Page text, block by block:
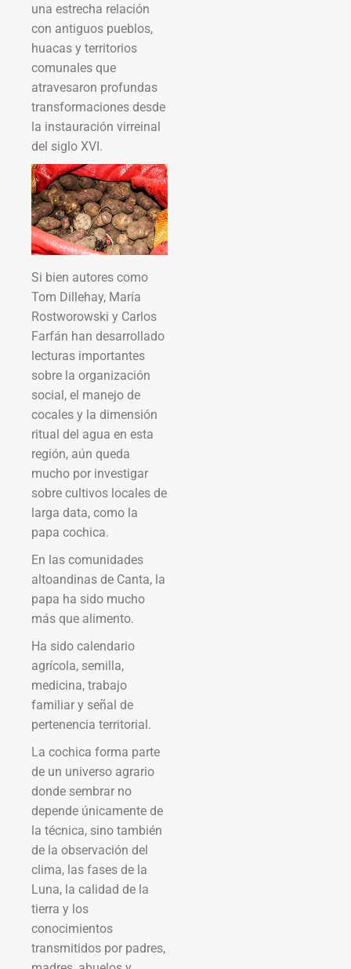
una estrecha relación
con antiguos pueblos,
huacas y territorios
comunales que
atravesaron profundas
transformaciones desde
la instauración virreinal
del siglo XVI.
Si bien autores como
Tom Dillehay, María
Rostworowski y Carlos
Farfán han desarrollado
lecturas importantes
sobre la organización
social, el manejo de
cocales y la dimensión
ritual del agua en esta
región, aún queda
mucho por investigar
sobre cultivos locales de
larga data, como la
papa cochica.
En las comunidades
altoandinas de Canta, la
papa ha sido mucho
más que alimento.
Ha sido calendario
agrícola, semilla,
medicina, trabajo
familiar y señal de
pertenencia territorial.
La cochica forma parte
de un universo agrario
donde sembrar no
depende únicamente de
la técnica, sino también
de la observación del
clima, las fases de la
Luna, la calidad de la
tierra y los
conocimientos
transmitidos por padres,